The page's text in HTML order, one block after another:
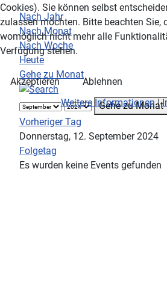
Nach Jahr
Nach Monat
Nach Woche
Heute
Gehe zu Monat
Gehe zu Monat
Vorheriger Tag
Donnerstag, 12. September 2024
Folgetag
Es wurden keine Events gefunden
Cookies). Sie können selbst
zulassen möchten. Bitte beachten Sie,
womöglich nicht mehr alle
Verfügung stehen.
Akzeptieren
Ablehnen
Weitere Informationen|